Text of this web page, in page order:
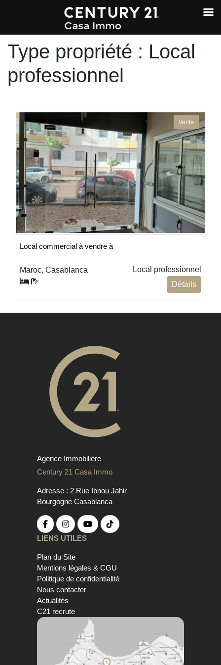
Type propriété : Local
professionnel
Vente
Local commercial à vendre à
Maroc, Casablanca
Local professionnel
Détails
Agence Immobilière
Century 21 Casa Immo
Adresse : 2 Rue Ibnou Jahir
Bourgogne Casablanca
LIENS UTILES
Plan du Site
Mentions légales & CGU
Politique de confidentialité
Nous contacter
Actualités
C21 recrute